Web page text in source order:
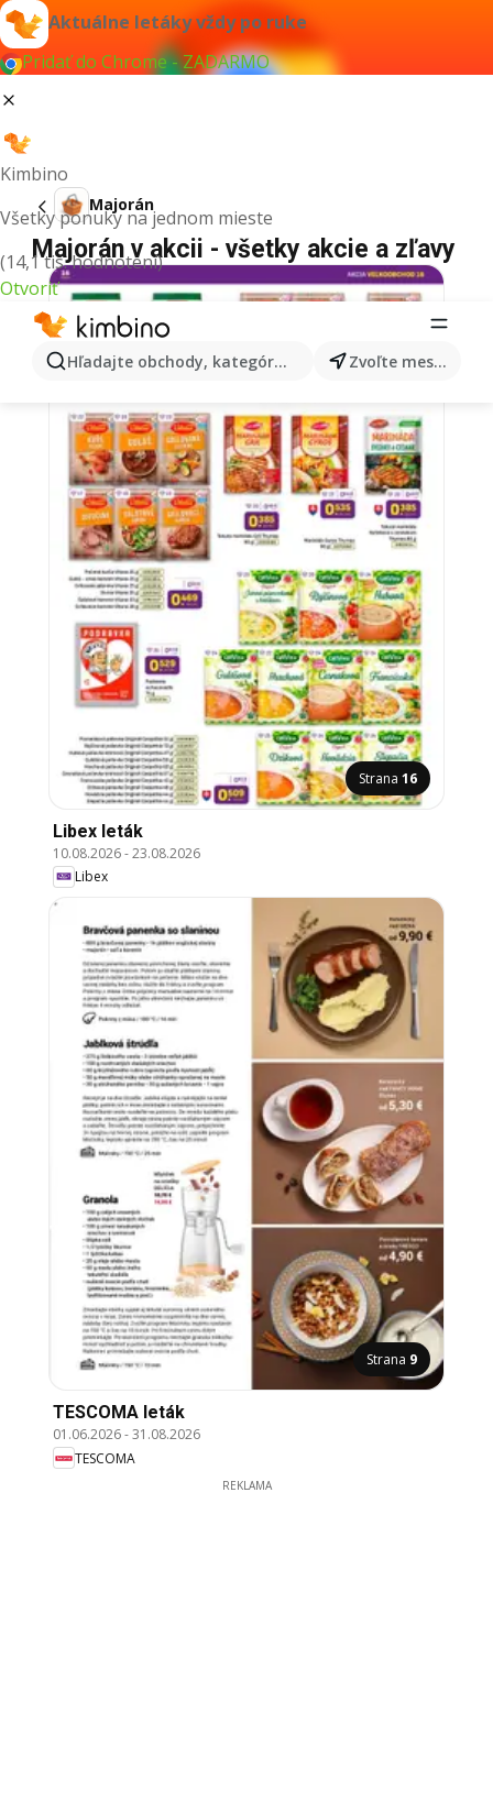
Aktuálne letáky vždy po ruke
Pridať do Chrome - ZADARMO
Kimbino
Všetky ponuky na jednom mieste
(14,1 tis. hodnotení)
Otvoriť
Hľadajte obchody, kategórie, produkty... Zvoľte mesto
Majorán
Majorán v akcii - všetky akcie a zľavy
Strana 16
Libex leták
10.08.2026-23.08.2026
Libex
Strana 9
TESCOMA leták
01.06.2026-31.08.2026
TESCOMA
REKLAMA